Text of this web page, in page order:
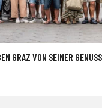
GRAZ VON SEINER